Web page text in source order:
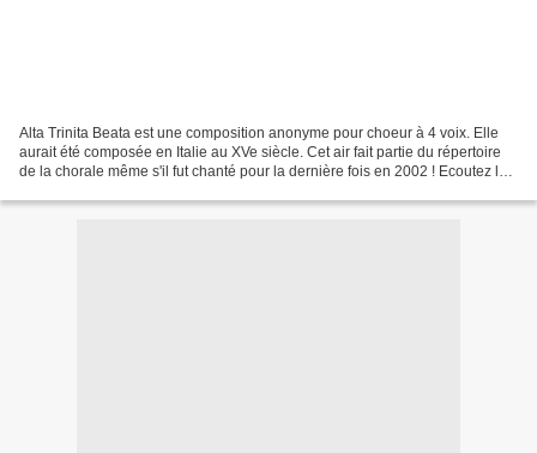
Alta Trinita Beata est une composition anonyme pour choeur à 4 voix. Elle
aurait été composée en Italie au XVe siècle. Cet air fait partie du répertoire
de la chorale même s'il fut chanté pour la dernière fois en 2002 ! Ecoutez le